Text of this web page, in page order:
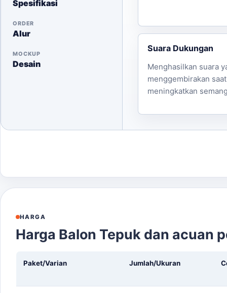
Untuk estimasi harga dan konsultasi desain, silakan
Spesifikasi
ORDER
Alur
MOCKUP
Desain
Suara Dukungan
Menghasilkan suara
menggembirakan
meningkatkan
HARGA
Harga Balon Tepuk dan acuan
Paket/Varian Jumlah/Ukuran